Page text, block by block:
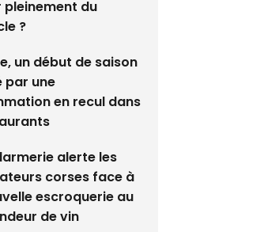
un début de saison
en recul dans
alerte les
escroquerie au
de vin